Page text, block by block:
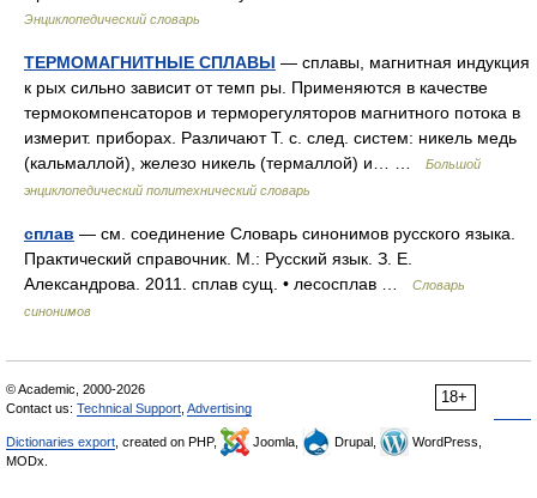
Энциклопедический словарь
ТЕРМОМАГНИТНЫЕ СПЛАВЫ — сплавы, магнитная индукция
к рых сильно зависит от темп ры. Применяются в качестве
термокомпенсаторов и терморегуляторов магнитного потока в
измерит. приборах. Различают Т. с. след. систем: никель медь
(кальмаллой), железо никель (термаллой) и… …
Большой
энциклопедический политехнический словарь
сплав — см. соединение Словарь синонимов русского языка.
Практический справочник. М.: Русский язык. З. Е.
Александрова. 2011. сплав сущ. • лесосплав …
Словарь
синонимов
18+
© Academic, 2000-2026
Contact us: Technical Support Advertising
Dictionaries export , created on PHP, Joomla, Drupal,
WordPress,
MODx.